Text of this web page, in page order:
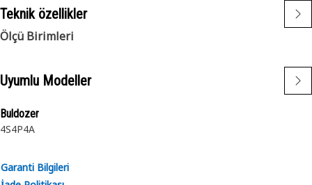
• Malzeme Kalınlığı: 10 mm (0.39 inç)
Palet ayarlayıcı ve germe grubu. Daha fazla bilgi için
kullanıcı kılavuzunuza başvurun veya yerel Cat
Temsilcinizle iletişime geçin.
Teknik özellikler
Ölçü Birimleri
Uyumlu Modeller
Buldozer
4S4P4A
Garanti Bilgileri